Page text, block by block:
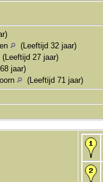
(Leeftijd 32 jaar)
(Leeftijd 27 jaar)
jaar)
(Leeftijd 71 jaar)